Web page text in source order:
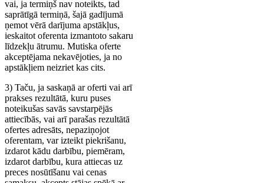
vai, ja termiņš nav noteikts, tad
saprātīgā termiņā, šajā gadījumā
ņemot vērā darījuma apstākļus,
ieskaitot oferenta izmantoto sakaru
līdzekļu ātrumu. Mutiska oferte
akceptējama nekavējoties, ja no
apstākļiem neizriet kas cits.
3) Taču, ja saskaņā ar oferti vai arī
prakses rezultātā, kuru puses
noteikušas savās savstarpējās
attiecībās, vai arī parašas rezultātā
ofertes adresāts, nepaziņojot
oferentam, var izteikt piekrišanu,
izdarot kādu darbību, piemēram,
izdarot darbību, kura attiecas uz
preces nosūtīšanu vai cenas